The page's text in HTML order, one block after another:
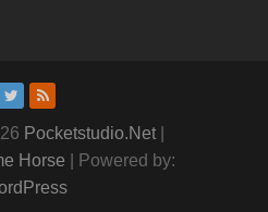
Pocketstudio.Net
Horse | Powered by: